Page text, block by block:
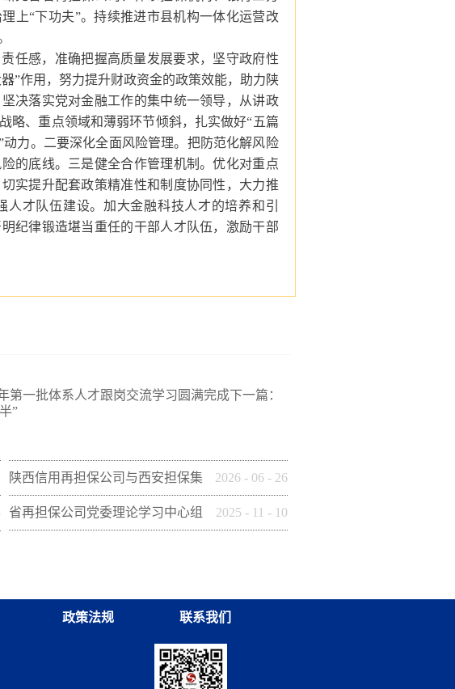
上“下功夫”。持续推进市县机构一体化运营改
任感，准确把握高质量发展要求，坚守政府性
”作用，努力提升财政资金的政策效能，助力陕
决落实党对金融工作的集中统一领导，从讲政
略、重点领域和薄弱环节倾斜，扎实做好“五篇
力。二要深化全面风险管理。把防范化解风险
的底线。三是健全合作管理机制。优化对重点
实提升配套政策精准性和制度协同性，大力推
才队伍建设。加大金融科技人才的培养和引
纪律锻造堪当重任的干部人才队伍，激励干部
一批体系人才跟岗交流学习圆满完成下一篇：
”
陕西信用再担保公司与西安担保集
团联合开展“党建引领聚合力 联学
2026 - 06 - 26
省再担保公司党委理论学习中心组 2025 - 11 - 10
政策法规 联系我们